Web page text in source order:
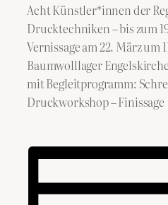
Acht Künstler*innen der
Drucktechniken – bis zum
Vernissage am 22. März um
Baumwolllager
mit Begleitprogramm:
Druckworkshop – Finissage